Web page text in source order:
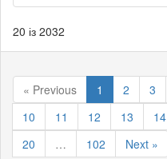
20 із 2032
« Previous 1 2 3
10
11 12 13 14
20
… 102 Next »